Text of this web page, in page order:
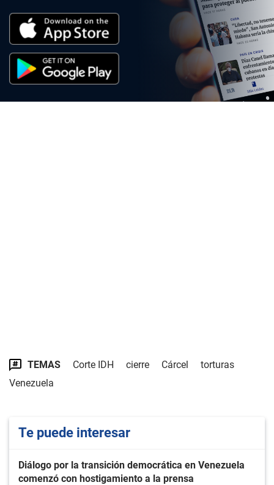
TEMAS Corte IDH cierre Cárcel
torturas
Venezuela
Te puede interesar
Diálogo por la transición democrática en Venezuela
comenzó con hostigamiento a la prensa